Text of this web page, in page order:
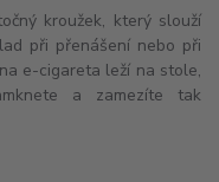
kroužek, který slouží
při přenášení nebo při
e-cigareta leží na stole,
a zamezíte tak